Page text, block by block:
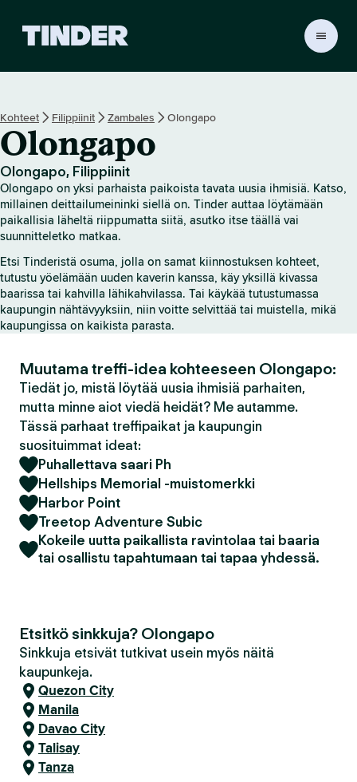
r
n
l
o
i
s
s
i
v
u
Kohteet Filippiinit Zambales Olongapo
Olongapo
Olongapo, Filippiinit
Olongapo on yksi parhaista paikoista tavata uusia ihmisiä. Katso,
millainen deittailumeininki siellä on. Tinder auttaa löytämään
paikallisia läheltä riippumatta siitä, asutko itse täällä vai
suunnitteletko matkaa.
Etsi Tinderistä osuma, jolla on samat kiinnostuksen kohteet,
tutustu yöelämään uuden kaverin kanssa, käy yksillä kivassa
baarissa tai kahvilla lähikahvilassa. Tai käykää tutustumassa
kaupungin nähtävyyksiin, niin voitte selvittää tai muistella, mikä
kaupungissa on kaikista parasta.
Muutama treffi-idea kohteeseen Olongapo:
Tiedät jo, mistä löytää uusia ihmisiä parhaiten,
mutta minne aiot viedä heidät? Me autamme.
Tässä parhaat treffipaikat ja kaupungin
suosituimmat ideat:
Puhallettava saari Ph
Hellships Memorial -muistomerkki
Harbor Point
Treetop Adventure Subic
Kokeile uutta paikallista ravintolaa tai baaria
tai osallistu tapahtumaan tai tapaa yhdessä.
Etsitkö sinkkuja? Olongapo
Sinkkuja etsivät tutkivat usein myös näitä
kaupunkeja.
Quezon City
Manila
Davao City
Talisay
Tanza